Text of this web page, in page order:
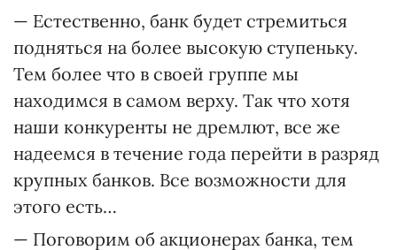
— Естественно, банк будет стремиться
подняться на более высокую ступеньку.
Тем более что в своей группе мы
находимся в самом верху. Так что хотя
наши конкуренты не дремлют, все же
надеемся в течение года перейти в разряд
крупных банков. Все возможности для
этого есть…
— Поговорим об акционерах банка, тем